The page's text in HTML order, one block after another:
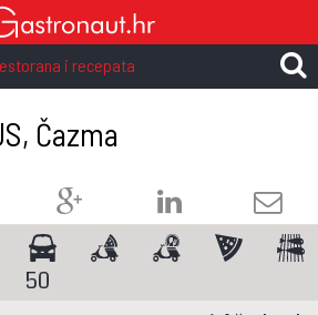
i recepata
Čazma
50